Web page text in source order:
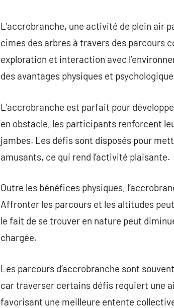
L’accrobranche, une activité de plein air
cimes des arbres à travers des parcours
exploration et interaction avec
des avantages physiques et
L’accrobranche est parfait pour
en obstacle, les participants renforcent
jambes. Les défis sont disposés pour
amusants, ce qui rend l’activité plaisante.
Outre les bénéfices physiques,
Affronter les parcours et les altitudes
le fait de se trouver en nature peut
chargée.
Les parcours d’accrobranche sont
car traverser certains défis requiert une
favorisant une meilleure entente